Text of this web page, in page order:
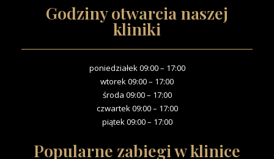
Godziny otwarcia naszej
kliniki
poniedziałek 09:00 – 17:00
wtorek 09:00 – 17:00
środa 09:00 – 17:00
czwartek 09:00 – 17:00
piątek 09:00 – 17:00
Popularne zabiegi w klinice